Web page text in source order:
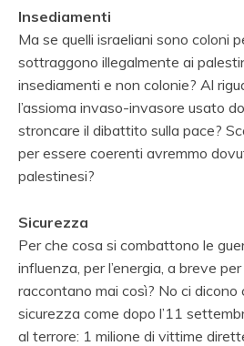
Insediamenti
Ma se quelli israeliani sono coloni
sottraggono illegalmente ai
insediamenti e non colonie? Al
l’assioma invaso-invasore usato
stroncare il dibattito sulla pace?
per essere coerenti avremmo
palestinesi?
Sicurezza
Per che cosa si combattono le
influenza, per l’energia, a breve per
raccontano mai così? No ci dicono
sicurezza come dopo l’11
al terrore: 1 milione di vittime